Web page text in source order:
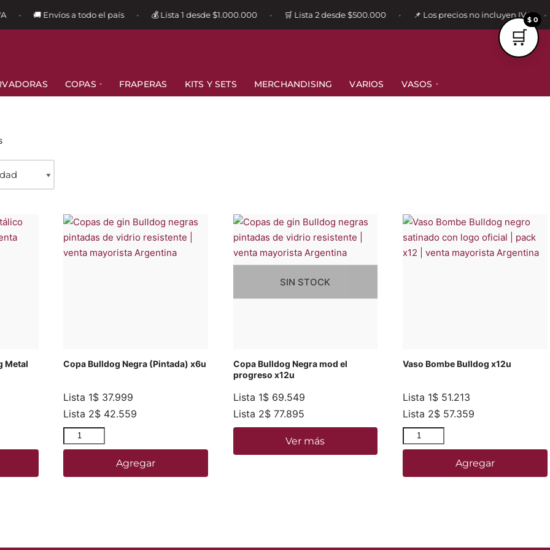
🚚 Envíos a todo el país 💰 Lista 1 desde $1.000.000 🛒 Lista 2 desde $500.000 📌 Los precios no incluyen IVA •
COPAS FRAPERAS KITS Y SETS MERCHANDISING VARIOS VASOS
Metal Copa Bulldog Negra (Pintada) x6u
Lista 1$ 37.999
Lista 2$ 42.559
Agregar
SIN STOCK
Copa Bulldog Negra mod el
progreso x12u
Lista 1$69.549
Lista 2$77.895
Ver más
Vaso Bombe Bulldog x12u
Lista 1$51.213
Lista 2$57.359
Agregar
$ 0